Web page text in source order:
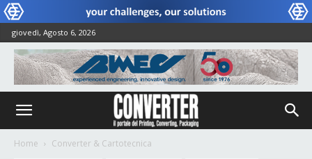
giovedì, Agosto 6, 2026
Home Converter & Cartotecnica